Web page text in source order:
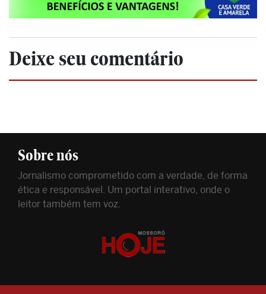
Deixe seu comentário
Sobre nós
Jornalismo comprometido com a verdade, de forma
ética e responsável. Um portal interativo, onde o
leitor também tem voz.